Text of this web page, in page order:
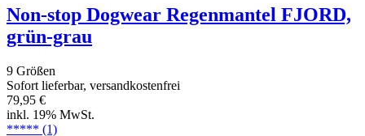
Sofort lieferbar, versandkostenfrei
ab 89,95 €
inkl. 19% MwSt.
*****(2)